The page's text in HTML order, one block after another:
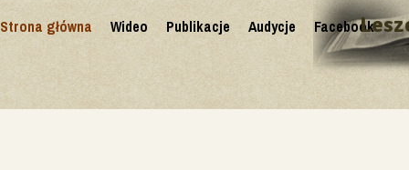
Strona główna Wideo Publikacje Audycje Facebook